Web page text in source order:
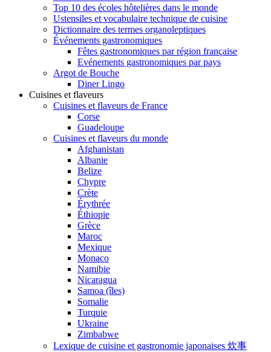
Top 10 des écoles hôtelières dans le monde
Ustensiles et vocabulaire technique de cuisine
Dictionnaire des termes organoleptiques
Événements gastronomiques
Fêtes gastronomiques par région française
Evénements gastronomiques par pays
Argot de Bouche
Diner Lingo
Cuisines et flaveurs
Cuisines et flaveurs de France
Corse
Guadeloupe
Cuisines et flaveurs du monde
Afghanistan
Albanie
Belize
Chypre
Crète
Érythrée
Éthiopie
Grèce
Maroc
Mexique
Monaco
Namibie
Nicaragua
Samoa (îles)
Somalie
Turquie
Ukraine
Zimbabwe
Lexique de cuisine et gastronomie japonaises 炊事